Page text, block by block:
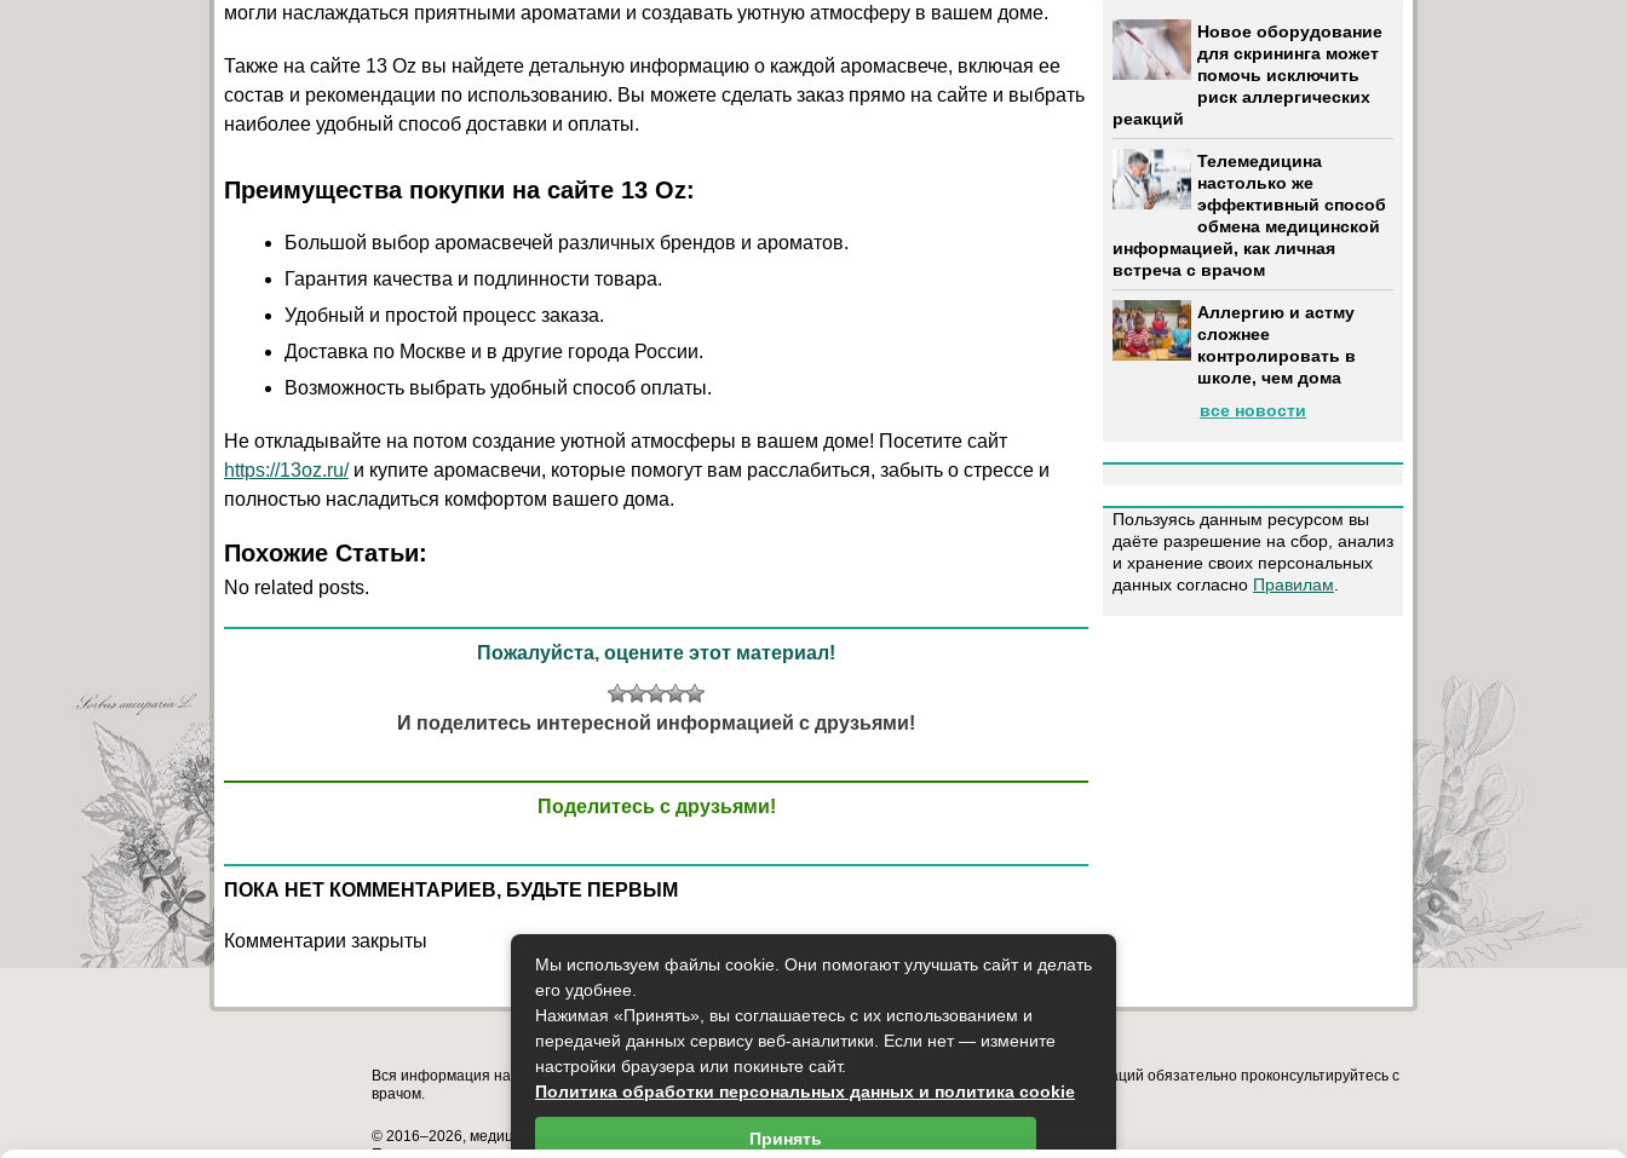
могли наслаждаться приятными ароматами и создавать уютную атмосферу в вашем доме.
Также на сайте 13 Oz вы найдете детальную информацию о каждой аромасвече, включая ее
состав и рекомендации по использованию. Вы можете сделать заказ прямо на сайте и выбрать
наиболее удобный способ доставки и оплаты.
Преимущества покупки на сайте 13 Oz:
Большой выбор аромасвечей различных брендов и ароматов.
Гарантия качества и подлинности товара.
Удобный и простой процесс заказа.
Доставка по Москве и в другие города России.
Возможность выбрать удобный способ оплаты.
Не откладывайте на потом создание уютной атмосферы в вашем доме! Посетите сайт
https://13oz.ru/и купите аромасвечи, которые помогут вам расслабиться, забыть о стрессе и
полностью насладиться комфортом вашего дома.
Похожие Статьи:
No related posts.
Пожалуйста, оцените этот материал!
И поделитесь интересной информацией с друзьями!
Поделитесь с друзьями!
ПОКА НЕТ КОММЕНТАРИЕВ, БУДЬТЕ ПЕРВЫМ
Комментарии закрыты
Новое оборудование
для скрининга может
помочь исключить
риск аллергических
реакций
Телемедицина
настолько же
эффективный способ
обмена медицинской
информацией, как личная
встреча с врачом
Аллергию и астму
сложнее
контролировать в
школе, чем дома
все новости
Пользуясь данным ресурсом вы
даёте разрешение на сбор, анализ
и хранение своих персональных
данных согласно Правилам
Карта сайта О сайте Контакты
Вся информация на сайте представлена в ознакомительных целях. Перед применением любых рекомендаций обязательно проконсультируйтесь с
врачом.
© 2016–2026, медицинский портал о заболеваниях органов системы дыхания astmania.ru
Полное или частичное копирование информации с сайта без указания активной ссылки на него запрещено.
Мы используем файлы cookie. Они помогают улучшать сайт и делать
его удобнее.
Нажимая «Принять», вы соглашаетесь с их использованием и
передачей данных сервису веб-аналитики. Если нет — измените
настройки браузера или покиньте сайт.
Политика обработки персональных данных и политика cookie
Принять